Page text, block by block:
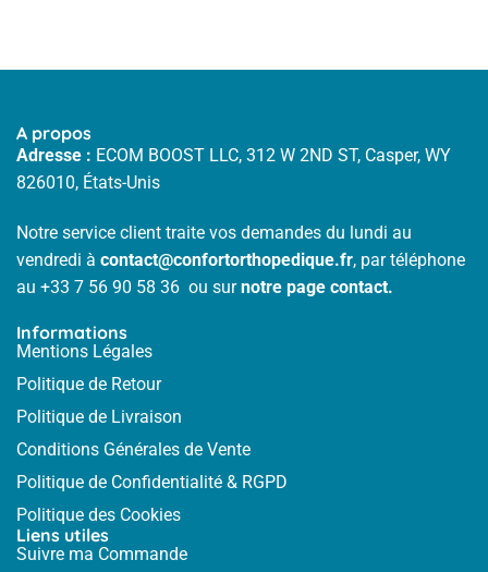
A propos
Adresse : ECOM BOOST LLC, 312 W 2ND ST, Casper, WY
826010, États-Unis
Notre service client traite vos demandes du lundi au
vendredi à contact@confortorthopedique.fr, par téléphone
au +33 7 56 90 58 36 ou surnotre page contact.
Informations
Mentions Légales
Politique de Retour
Politique de Livraison
Conditions Générales de Vente
Politique de Confidentialité & RGPD
Politique des Cookies
Liens utiles
Suivre ma Commande